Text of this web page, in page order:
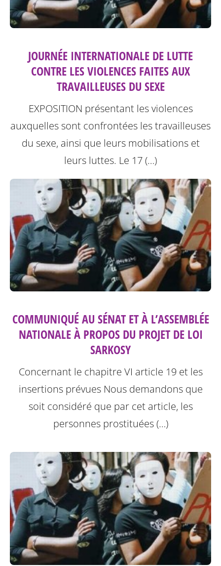
JOURNÉE INTERNATIONALE DE LUTTE
CONTRE LES VIOLENCES FAITES AUX
TRAVAILLEUSES DU SEXE
EXPOSITION présentant les violences
auxquelles sont confrontées les travailleuses
du sexe, ainsi que leurs mobilisations et
leurs luttes. Le 17 (…)
COMMUNIQUÉ AU SÉNAT ET À L’ASSEMBLÉE
NATIONALE À PROPOS DU PROJET DE LOI
SARKOSY
Concernant le chapitre VI article 19 et les
insertions prévues Nous demandons que
soit considéré que par cet article, les
personnes prostituées (…)